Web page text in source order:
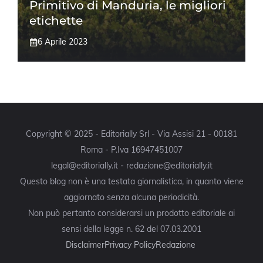
Primitivo di Manduria, le migliori
etichette
6 Aprile 2023
Copyright © 2025 - Editorially Srl - Via Assisi 21 - 00181
Roma - P.Iva 16947451007
legal@editorially.it - redazione@editorially.it
Questo blog non è una testata giornalistica, in quanto viene
aggiornato senza alcuna periodicità.
Non può pertanto considerarsi un prodotto editoriale ai
sensi della legge n. 62 del 07.03.2001
DisclaimerPrivacy PolicyRedazione